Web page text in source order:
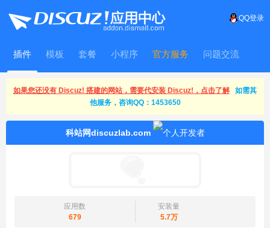
QQ登录
插件 模板 套餐 小程序 官方服务 问题交流
WitFrame
如果您还没有 Discuz! 搭建的网站，需要代安装 Discuz!，点击了解
如需其
他服务，咨询QQ：1453650
科站网discuzlab.com
应用数
679
安装量
5.7万